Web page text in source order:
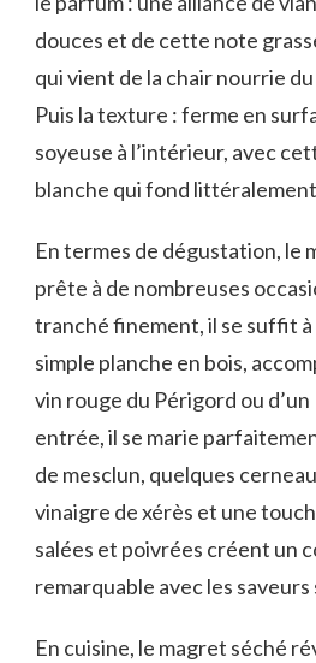
douces et de cette note
qui vient de la chair nourrie
Puis la texture : ferme en
soyeuse à l’intérieur, avec
blanche qui fond
En termes de dégustation, le
prête à de nombreuses
tranché finement, il se suffit à
simple planche en bois,
vin rouge du Périgord ou
entrée, il se marie
de mesclun, quelques
vinaigre de xérès et une
salées et poivrées créent un
remarquable avec les saveurs
En cuisine, le magret séché